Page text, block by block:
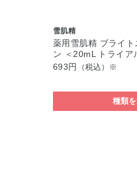
雪肌精
薬用雪肌精 ブライト
ン ＜20mL トライア
693円
（税込）※
種類